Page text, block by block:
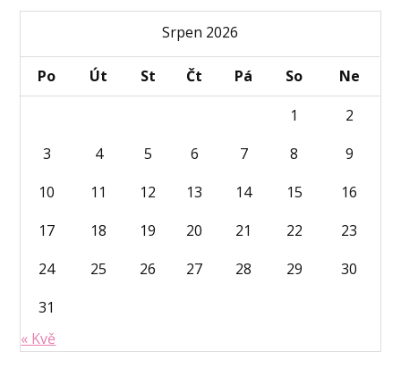
Srpen 2026
Po Út St Čt Pá So
Ne
1
2
3
4 5 6 7 8
9
10
11 12 13 14 15
16
17
18 19 20 21 22
23
24
25 26 27 28 29
30
31
« Kvě